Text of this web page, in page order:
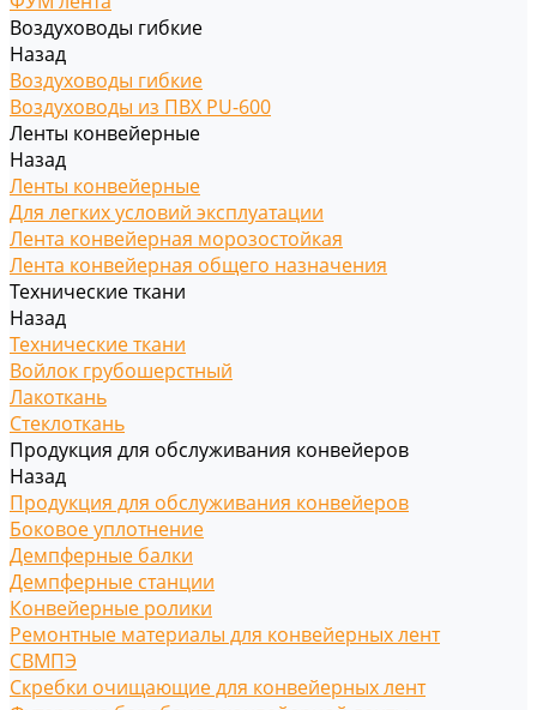
Воздуховоды гибкие
Назад
Воздуховоды гибкие
Воздуховоды из ПВХ PU-600
Ленты конвейерные
Назад
Ленты конвейерные
Для легких условий эксплуатации
Лента конвейерная морозостойкая
Лента конвейерная общего назначения
Технические ткани
Назад
Технические ткани
Войлок грубошерстный
Лакоткань
Стеклоткань
Продукция для обслуживания конвейеров
Назад
Продукция для обслуживания конвейеров
Боковое уплотнение
Демпферные балки
Демпферные станции
Конвейерные ролики
Ремонтные материалы для конвейерных лент
СВМПЭ
Скребки очищающие для конвейерных лент